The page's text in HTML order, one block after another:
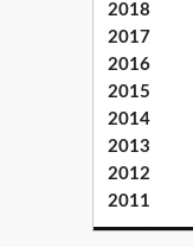
2018
2017
2016
2015
2014
2013
2012
2011